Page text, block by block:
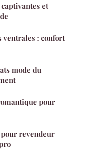
et
ventrales : confort
mode du
pour
revendeur